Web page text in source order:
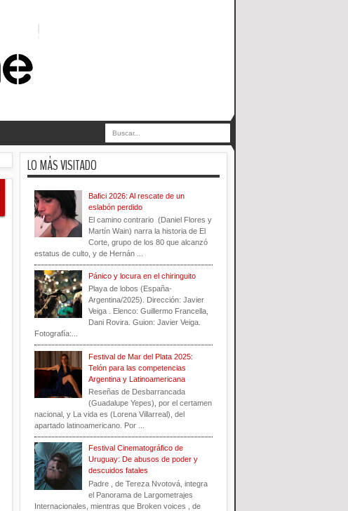
LO MÁS VISITADO
Bafici 2026: Al rescate de un
eslabón perdido
El camino contrario (Daniel Flores y
Martín Wain) narra la historia de El
Corte, grupo de los 80 que alcanzó
estatus de culto, y de Hernán ...
Pánico y locura en el chiringuito
Playa de lobos (España-
Argentina/2025). Dirección: Javier
Veiga . Elenco: Guillermo Francella,
Dani Rovira. Guion: Javier Veiga.
Fotografía:...
Festival de Mar del Plata 2025:
Telón para las competencias
Argentina y Latinoamericana
Reseñas de Desbarrancada
(Guadalupe Yepes), por el certamen
nacional, y La vida es (Lorena Villarreal), del
apartado latinoamericano. Por ...
Festival Cinematográfico de
Uruguay: De abusos de poder y
descuidos fatales
Padre , de Tereza Nvotová, integra
el Panorama de Largometrajes
Internacionales, mientras que Broken voices , de